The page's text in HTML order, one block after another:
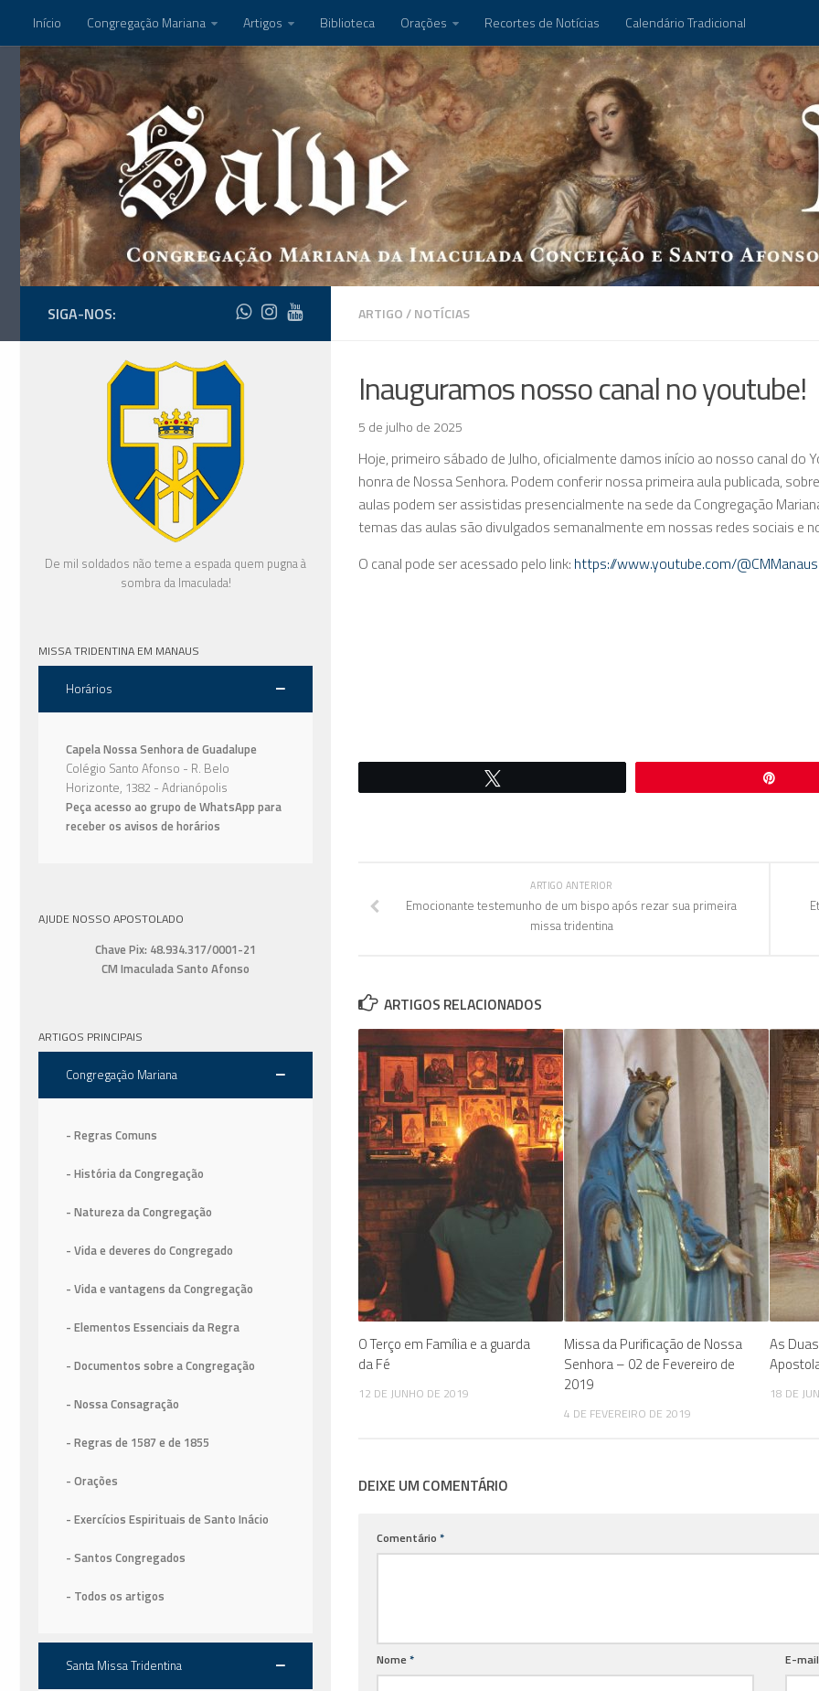
Início Congregação Mariana Artigos Biblioteca Orações Recortes de Notícias Calendário Tradicional
ARTIGO/NOTÍCIAS
Inauguramos nosso canal no youtube!
5 de julho de 2025
Hoje, primeiro sábado de Julho, oficialmente damos início ao nosso canal do
honra de Nossa Senhora. Podem conferir nossa primeira aula publicada,
aulas podem ser assistidas presencialmente na sede da Congregação
temas das aulas são divulgados semanalmente em nossas redes sociais e
O canal pode ser acessado pelo link: https://www.youtube.com/@CMManaus
ARTIGO ANTERIOR
Emocionante testemunho de um bispo após rezar sua primeira
missa tridentina
ARTIGOS RELACIONADOS
O Terço em Família e a guarda
da Fé
12 DE JUNHO DE 2019
Missa da Purificação de Nossa
Senhora – 02 de Fevereiro de
2019
4 DE FEVEREIRO DE 2019
As
18 DE
DEIXE UM COMENTÁRIO
Comentário *
Nome * E-
SIGA-NOS:
De mil soldados não teme a espada quem pugna à
sombra da Imaculada!
MISSA TRIDENTINA EM MANAUS
Horários
Capela Nossa Senhora de Guadalupe
Colégio Santo Afonso - R. Belo
Horizonte, 1382 - Adrianópolis
Peça acesso ao grupo de WhatsApp para
receber os avisos de horários
AJUDE NOSSO APOSTOLADO
Chave Pix: 48.934.317/0001-21
CM Imaculada Santo Afonso
ARTIGOS PRINCIPAIS
Congregação Mariana
- Regras Comuns
- História da Congregação
- Natureza da Congregação
- Vida e deveres do Congregado
- Vida e vantagens da Congregação
- Elementos Essenciais da Regra
- Documentos sobre a Congregação
- Nossa Consagração
- Regras de 1587 e de 1855
- Orações
- Exercícios Espirituais de Santo Inácio
- Santos Congregados
- Todos os artigos
Santa Missa Tridentina